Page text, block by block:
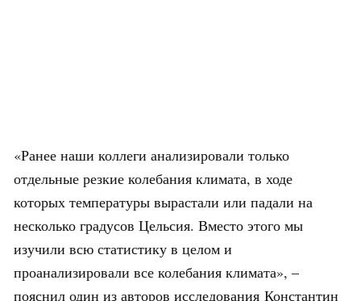
«Ранее наши коллеги анализировали только
отдельные резкие колебания климата, в ходе
которых температуры вырастали или падали на
несколько градусов Цельсия. Вместо этого мы
изучили всю статистику в целом и
проанализировали все колебания климата», –
пояснил один из авторов исследования Константин